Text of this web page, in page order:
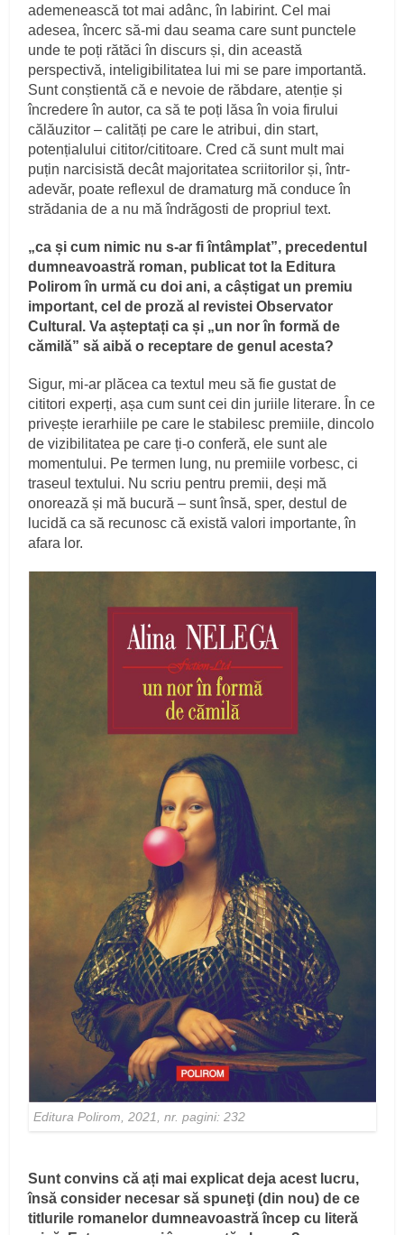
ademenească tot mai adânc, în labirint. Cel mai
adesea, încerc să-mi dau seama care sunt punctele
unde te poți rătăci în discurs și, din această
perspectivă, inteligibilitatea lui mi se pare importantă.
Sunt conștientă că e nevoie de răbdare, atenție și
încredere în autor, ca să te poți lăsa în voia firului
călăuzitor – calități pe care le atribui, din start,
potențialului cititor/cititoare. Cred că sunt mult mai
puțin narcisistă decât majoritatea scriitorilor și, într-
adevăr, poate reflexul de dramaturg mă conduce în
strădania de a nu mă îndrăgosti de propriul text.
„ca și cum nimic nu s-ar fi întâmplat”, precedentul
dumneavoastră roman, publicat tot la Editura
Polirom în urmă cu doi ani, a câștigat un premiu
important, cel de proză al revistei Observator
Cultural. Va așteptați ca și „un nor în formă de
cămilă” să aibă o receptare de genul acesta?
Sigur, mi-ar plăcea ca textul meu să fie gustat de
cititori experți, așa cum sunt cei din juriile literare. În ce
privește ierarhiile pe care le stabilesc premiile, dincolo
de vizibilitatea pe care ți-o conferă, ele sunt ale
momentului. Pe termen lung, nu premiile vorbesc, ci
traseul textului. Nu scriu pentru premii, deși mă
onorează și mă bucură – sunt însă, sper, destul de
lucidă ca să recunosc că există valori importante, în
afara lor.
Editura Polirom, 2021, nr. pagini: 232
Sunt convins că ați mai explicat deja acest lucru,
însă consider necesar să spuneţi (din nou) de ce
titlurile romanelor dumneavoastră încep cu literă